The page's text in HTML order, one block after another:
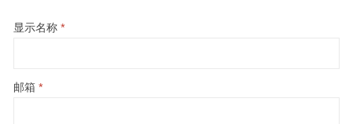
显示名称 *
邮箱 *